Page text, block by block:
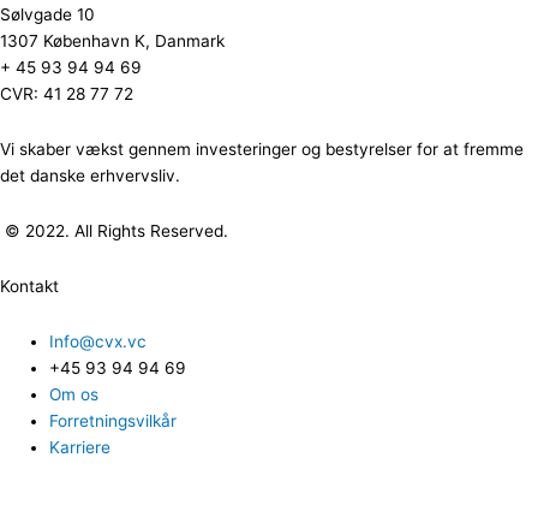
Sølvgade 10
1307 København K, Danmark
+ 45 93 94 94 69
CVR: 41 28 77 72
Vi skaber vækst gennem investeringer og bestyrelser for at fremme
det danske erhvervsliv.
© 2022. All Rights Reserved.
Kontakt
Info@cvx.vc
+45 93 94 94 69
Om os
Forretningsvilkår
Karriere